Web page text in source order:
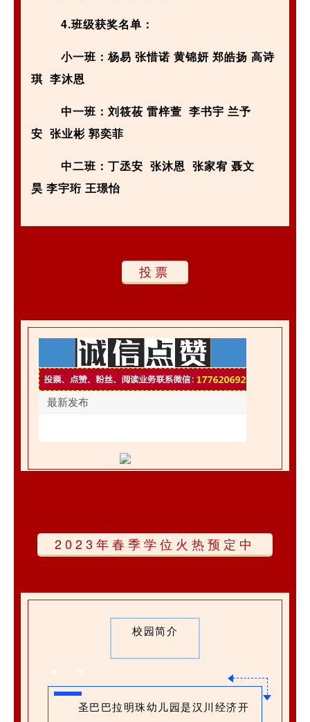
4.班级获奖名单：
小一班：杨易 张惜诺 黄锦妍 郑皓扬 高诗
琪 李沐恩
中一班：刘筱莜 雷梓萱 李书宇 兰予
安 张业彬 郭奕菲
中二班：丁丞安 张沐恩 张家宥 聂文
昊 李宇珩 王璟怡
投票
2023年春季学位火热预定中
校园简介
圣巴巴拉明珠幼儿园是汉川经济开